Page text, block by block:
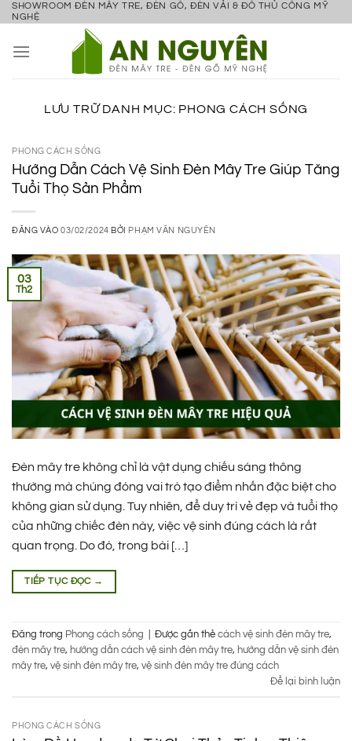
Bỏ
nội
SHOWROOM ĐÈN MÂY TRE, ĐÈN GỖ, ĐÈN VẢI & ĐỒ THỦ CÔNG MỸ
NGHỆ
LƯU TRỮ DANH MỤC: PHONG CÁCH SỐNG
PHONG CÁCH SỐNG
Hướng Dẫn Cách Vệ Sinh Đèn Mây Tre Giúp Tăng
Tuổi Thọ Sản Phẩm
ĐĂNG VÀO03/02/2024 BỞI PHẠM VĂN NGUYÊN
03
Th2
Đèn mây tre không chỉ là vật dụng chiếu sáng thông
thường mà chúng đóng vai trò tạo điểm nhấn đặc biệt cho
không gian sử dụng. Tuy nhiên, để duy trì vẻ đẹp và tuổi thọ
của những chiếc đèn này, việc vệ sinh đúng cách là rất
quan trọng. Do đó, trong bài […]
TIẾP TỤC ĐỌC →
Đăng trong Phong cách sống Được gắn thẻ cách vệ sinh đèn mây tre,
đèn mây tre, hướng dẫn cách vệ sinh đèn mây tre, hướng dẫn vệ sinh đèn
mây tre, vệ sinh đèn mây tre, vệ sinh đèn mây tre đúng cách
Để lại bình luận
PHONG CÁCH SỐNG